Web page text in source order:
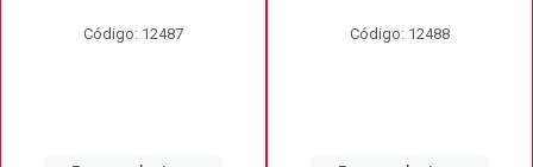
Código: 12487 Código: 12488